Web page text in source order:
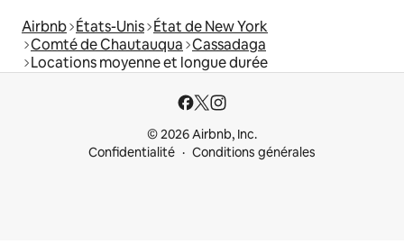
Airbnb États-Unis État de New York
Comté de Chautauqua Cassadaga
Locations moyenne et longue durée
© 2026 Airbnb, Inc.
Confidentialité
Conditions générales